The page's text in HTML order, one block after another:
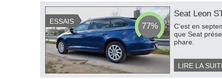
Seat Leon
C’est en
que Seat
phare.
LIRE LA
ESSAIS 77%